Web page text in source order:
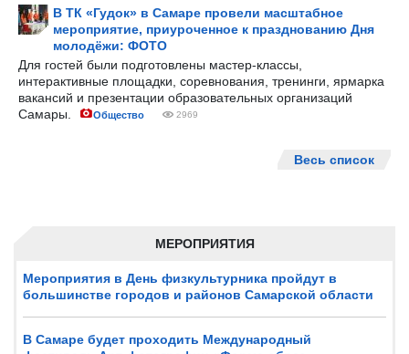
МЕРОПРИЯТИЯ
Мероприятия в День физкультурника пройдут в
большинстве городов и районов Самарской области
В Самаре будет проходить Международный
В ТК «Гудок» в Самаре провели масштабное
мероприятие, приуроченное к празднованию Дня
молодёжи: ФОТО
Для гостей были подготовлены мастер-классы,
интерактивные площадки, соревнования, тренинги, ярмарка
вакансий и презентации образовательных организаций
Самары.
Общество 2969
Весь список